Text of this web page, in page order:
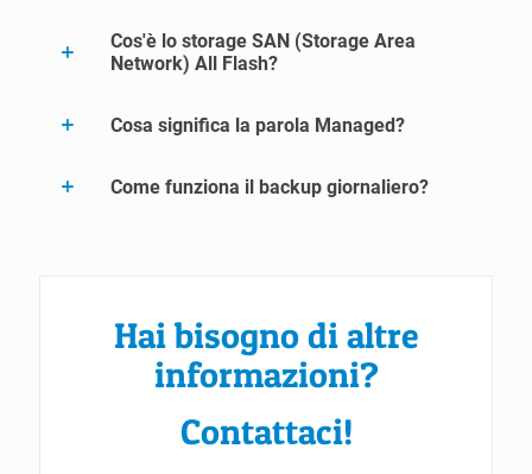
Cos'è lo storage SAN (Storage Area
Network) All Flash?
Cosa significa la parola Managed?
Come funziona il backup giornaliero?
Hai bisogno di altre
informazioni?
Contattaci!